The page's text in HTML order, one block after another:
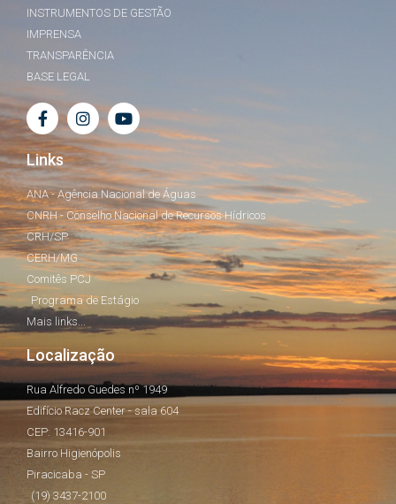
INSTRUMENTOS DE GESTÃO
IMPRENSA
TRANSPARÊNCIA
BASE LEGAL
Links
ANA - Agência Nacional de Águas
CNRH - Conselho Nacional de Recursos Hídricos
CRH/SP
CERH/MG
Comitês PCJ
Programa de Estágio
Mais links...
Localização
Rua Alfredo Guedes nº 1949
Edifício Racz Center - sala 604
CEP: 13416-901
Bairro Higienópolis
Piracicaba - SP
(19) 3437-2100